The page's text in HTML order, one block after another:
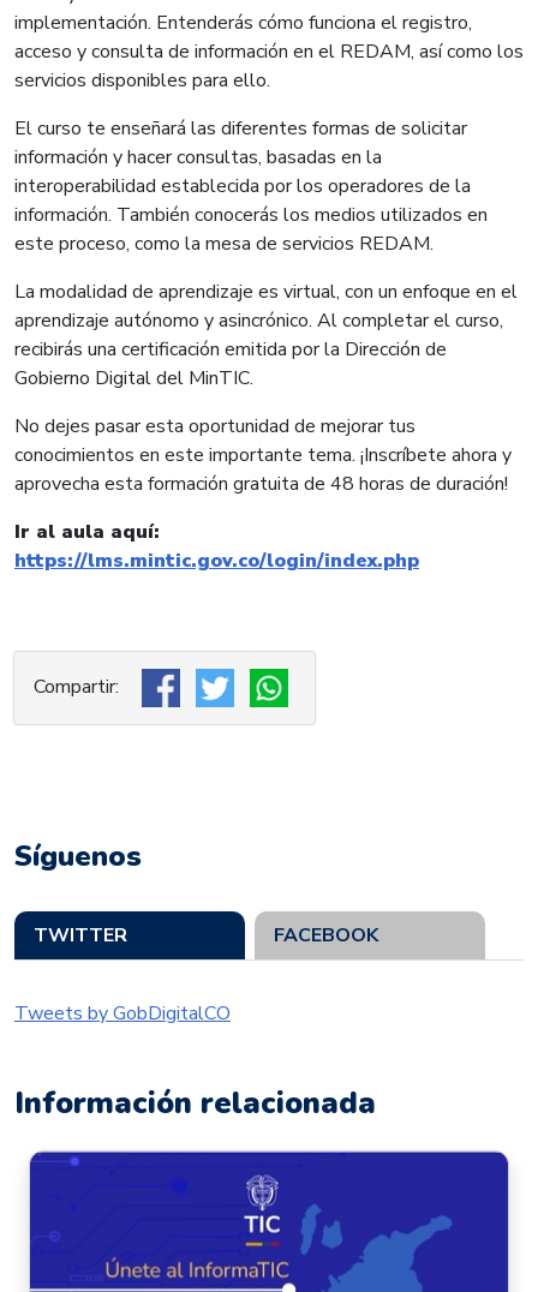
implementación. Entenderás cómo funciona el registro,
acceso y consulta de información en el REDAM, así como los
servicios disponibles para ello.
El curso te enseñará las diferentes formas de solicitar
información y hacer consultas, basadas en la
interoperabilidad establecida por los operadores de la
información. También conocerás los medios utilizados en
este proceso, como la mesa de servicios REDAM.
La modalidad de aprendizaje es virtual, con un enfoque en el
aprendizaje autónomo y asincrónico. Al completar el curso,
recibirás una certificación emitida por la Dirección de
Gobierno Digital del MinTIC.
No dejes pasar esta oportunidad de mejorar tus
conocimientos en este importante tema. ¡Inscríbete ahora y
aprovecha esta formación gratuita de 48 horas de duración!
Ir al aula aquí:
https://lms.mintic.gov.co/login/index.php
Síguenos
TWITTER FACEBOOK
Tweets by GobDigitalCO
Información relacionada